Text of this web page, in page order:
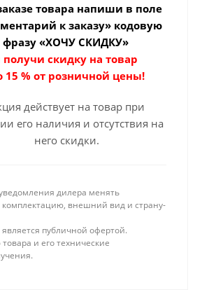
товара напиши в поле
к заказу» кодовую
фразу «ХОЧУ СКИДКУ»
получи скидку на товар
15 % от розничной цены!
действует на товар при
его наличия и отсутствия на
него скидки.
дилера менять
комплектацию, внешний вид и страну-
публичной офертой.
и его технические